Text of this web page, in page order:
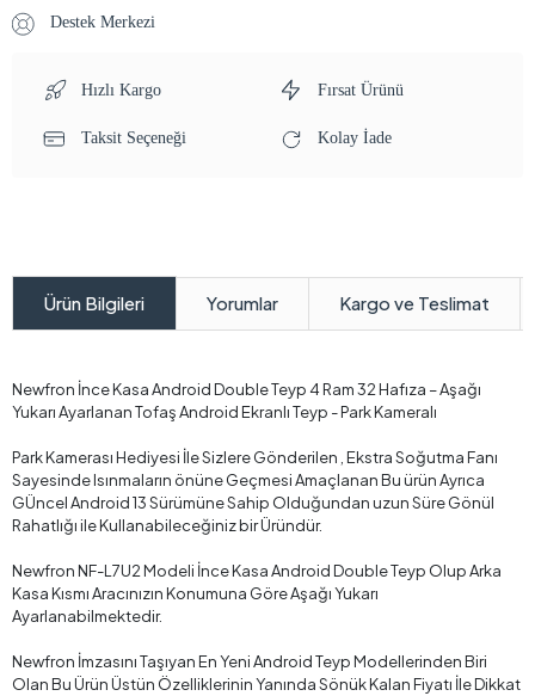
Destek Merkezi
Hızlı Kargo Fırsat Ürünü
Taksit Seçeneği Kolay İade
Ürün Bilgileri Yorumlar Kargo ve Teslimat
Newfron İnce Kasa Android Double Teyp 4 Ram 32 Hafıza – Aşağı
Yukarı Ayarlanan Tofaş Android Ekranlı Teyp - Park Kameralı
Park Kamerası Hediyesi İle Sizlere Gönderilen , Ekstra Soğutma Fanı
Sayesinde Isınmaların önüne Geçmesi Amaçlanan Bu ürün Ayrıca
GÜncel Android 13 Sürümüne Sahip Olduğundan uzun Süre Gönül
Rahatlığı ile Kullanabileceğiniz bir Üründür.
Newfron NF-L7U2 Modeli İnce Kasa Android Double Teyp Olup Arka
Kasa Kısmı Aracınızın Konumuna Göre Aşağı Yukarı
Ayarlanabilmektedir.
Newfron İmzasını Taşıyan En Yeni Android Teyp Modellerinden Biri
Olan Bu Ürün Üstün Özelliklerinin Yanında Sönük Kalan Fiyatı İle Dikkat